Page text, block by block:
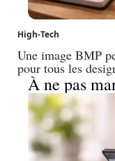
High-Tech
Une image BMP
pour tous les
À ne pas